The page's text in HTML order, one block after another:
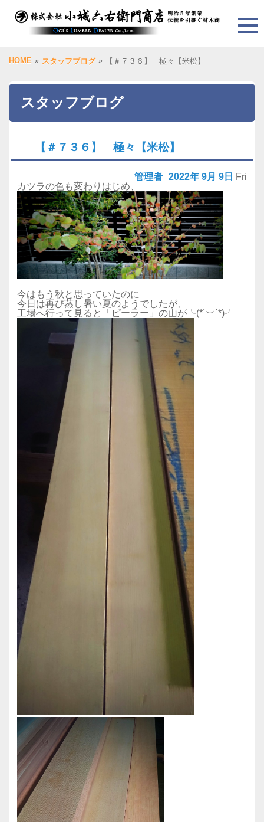
HOME » スタッフブログ » 【＃７３６】 極々【米松】
スタッフブログ
【＃７３６】 極々【米松】
2022年 9月 9日 Fri
管理者
カツラの色も変わりはじめ、
今はもう秋と思っていたのに
今日は再び蒸し暑い夏のようでしたが、
工場へ行って見ると「ピーラー」の山が╰(*´︶`*)╯